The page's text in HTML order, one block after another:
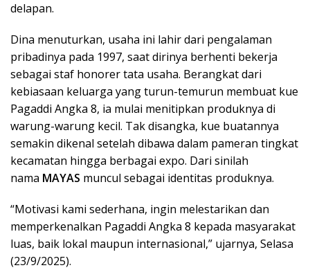
delapan.
Dina menuturkan, usaha ini lahir dari pengalaman
pribadinya pada 1997, saat dirinya berhenti bekerja
sebagai staf honorer tata usaha. Berangkat dari
kebiasaan keluarga yang turun-temurun membuat kue
Pagaddi Angka 8, ia mulai menitipkan produknya di
warung-warung kecil. Tak disangka, kue buatannya
semakin dikenal setelah dibawa dalam pameran tingkat
kecamatan hingga berbagai expo. Dari sinilah
nama MAYAS muncul sebagai identitas produknya.
“Motivasi kami sederhana, ingin melestarikan dan
memperkenalkan Pagaddi Angka 8 kepada masyarakat
luas, baik lokal maupun internasional,” ujarnya, Selasa
(23/9/2025).